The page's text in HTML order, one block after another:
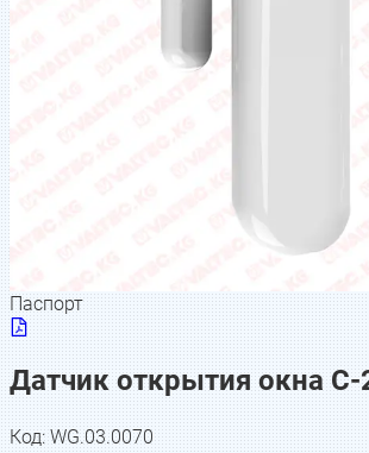
Паспорт
Датчик открытия окна C-
Код:WG.03.0070